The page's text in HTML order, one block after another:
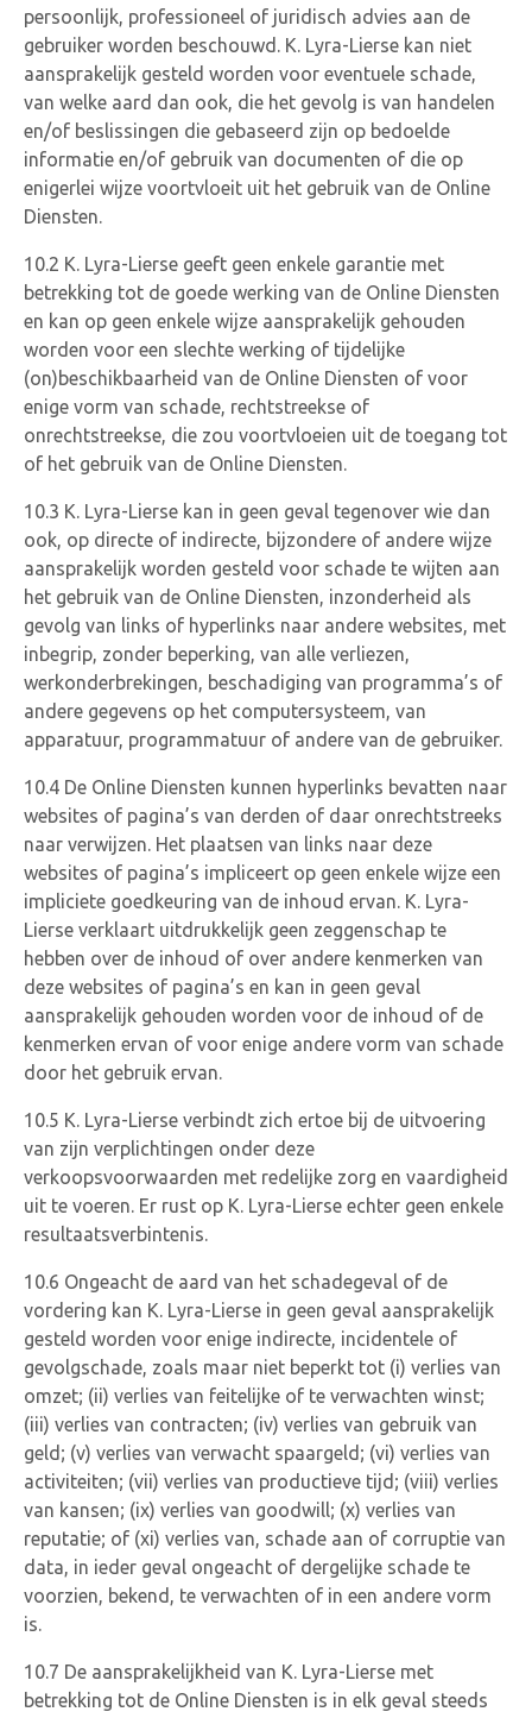
persoonlijk, professioneel of juridisch advies aan de
gebruiker worden beschouwd. K. Lyra-Lierse kan niet
aansprakelijk gesteld worden voor eventuele schade,
van welke aard dan ook, die het gevolg is van handelen
en/of beslissingen die gebaseerd zijn op bedoelde
informatie en/of gebruik van documenten of die op
enigerlei wijze voortvloeit uit het gebruik van de Online
Diensten.
10.2 K. Lyra-Lierse geeft geen enkele garantie met
betrekking tot de goede werking van de Online Diensten
en kan op geen enkele wijze aansprakelijk gehouden
worden voor een slechte werking of tijdelijke
(on)beschikbaarheid van de Online Diensten of voor
enige vorm van schade, rechtstreekse of
onrechtstreekse, die zou voortvloeien uit de toegang tot
of het gebruik van de Online Diensten.
10.3 K. Lyra-Lierse kan in geen geval tegenover wie dan
ook, op directe of indirecte, bijzondere of andere wijze
aansprakelijk worden gesteld voor schade te wijten aan
het gebruik van de Online Diensten, inzonderheid als
gevolg van links of hyperlinks naar andere websites, met
inbegrip, zonder beperking, van alle verliezen,
werkonderbrekingen, beschadiging van programma’s of
andere gegevens op het computersysteem, van
apparatuur, programmatuur of andere van de gebruiker.
10.4 De Online Diensten kunnen hyperlinks bevatten naar
websites of pagina’s van derden of daar onrechtstreeks
naar verwijzen. Het plaatsen van links naar deze
websites of pagina’s impliceert op geen enkele wijze een
impliciete goedkeuring van de inhoud ervan. K. Lyra-
Lierse verklaart uitdrukkelijk geen zeggenschap te
hebben over de inhoud of over andere kenmerken van
deze websites of pagina’s en kan in geen geval
aansprakelijk gehouden worden voor de inhoud of de
kenmerken ervan of voor enige andere vorm van schade
door het gebruik ervan.
10.5 K. Lyra-Lierse verbindt zich ertoe bij de uitvoering
van zijn verplichtingen onder deze
verkoopsvoorwaarden met redelijke zorg en vaardigheid
uit te voeren. Er rust op K. Lyra-Lierse echter geen enkele
resultaatsverbintenis.
10.6 Ongeacht de aard van het schadegeval of de
vordering kan K. Lyra-Lierse in geen geval aansprakelijk
gesteld worden voor enige indirecte, incidentele of
gevolgschade, zoals maar niet beperkt tot (i) verlies van
omzet; (ii) verlies van feitelijke of te verwachten winst;
(iii) verlies van contracten; (iv) verlies van gebruik van
geld; (v) verlies van verwacht spaargeld; (vi) verlies van
activiteiten; (vii) verlies van productieve tijd; (viii) verlies
van kansen; (ix) verlies van goodwill; (x) verlies van
reputatie; of (xi) verlies van, schade aan of corruptie van
data, in ieder geval ongeacht of dergelijke schade te
voorzien, bekend, te verwachten of in een andere vorm
is.
10.7 De aansprakelijkheid van K. Lyra-Lierse met
betrekking tot de Online Diensten is in elk geval steeds